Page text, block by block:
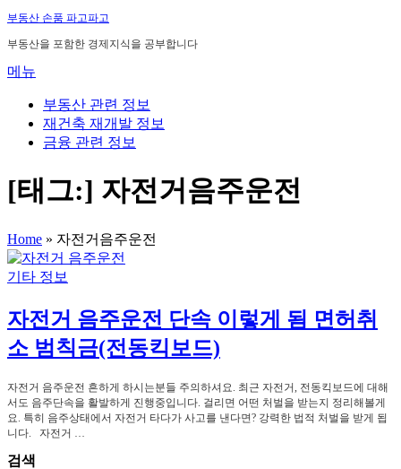
내
용
로
부동산 손품 파고파고
부동산을 포함한 경제지식을 공부합니다
메뉴
부동산 관련 정보
재건축 재개발 정보
금융 관련 정보
[태그:] 자전거음주운전
Home » 자전거음주운전
기타 정보
자전거 음주운전 단속 이렇게 됨 면허취
소 범칙금(전동킥보드)
자전거 음주운전 흔하게 하시는분들 주의하셔요. 최근 자전거, 전동킥보드에 대해
서도 음주단속을 활발하게 진행중입니다. 걸리면 어떤 처벌을 받는지 정리해볼게
요. 특히 음주상태에서 자전거 타다가 사고를 낸다면? 강력한 법적 처벌을 받게 됩
니다. 자전거 …
검색